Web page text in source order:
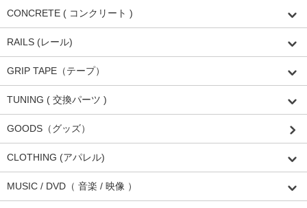
CONCRETE ( コンクリート )
RAILS (レール)
GRIP TAPE（テープ）
TUNING ( 交換パーツ )
GOODS（グッズ）
CLOTHING (アパレル)
MUSIC / DVD（ 音楽 / 映像 ）